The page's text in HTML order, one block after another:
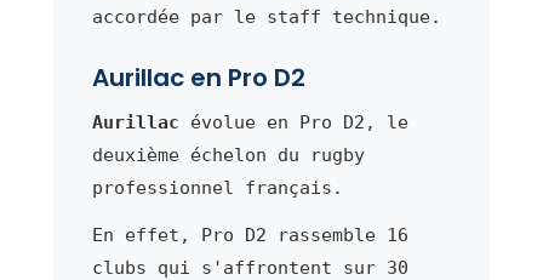
accordée par le staff technique.
Aurillac en Pro D2
Aurillac évolue en Pro D2, le
deuxième échelon du rugby
professionnel français.
En effet, Pro D2 rassemble 16
clubs qui s'affrontent sur 30